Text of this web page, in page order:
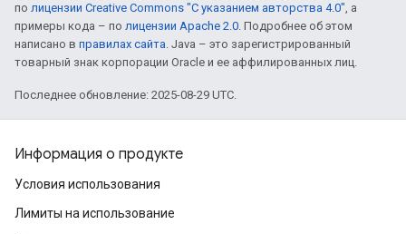
по лицензии Creative Commons "С указанием авторства 4.0", а
примеры кода – по лицензии Apache 2.0. Подробнее об этом
написано в правилах сайта. Java – это зарегистрированный
товарный знак корпорации Oracle и ее аффилированных лиц.
Последнее обновление: 2025-08-29 UTC.
Информация о продукте
Условия использования
Лимиты на использование